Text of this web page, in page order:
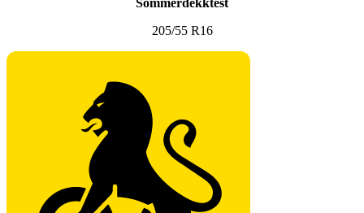
205/55 R16